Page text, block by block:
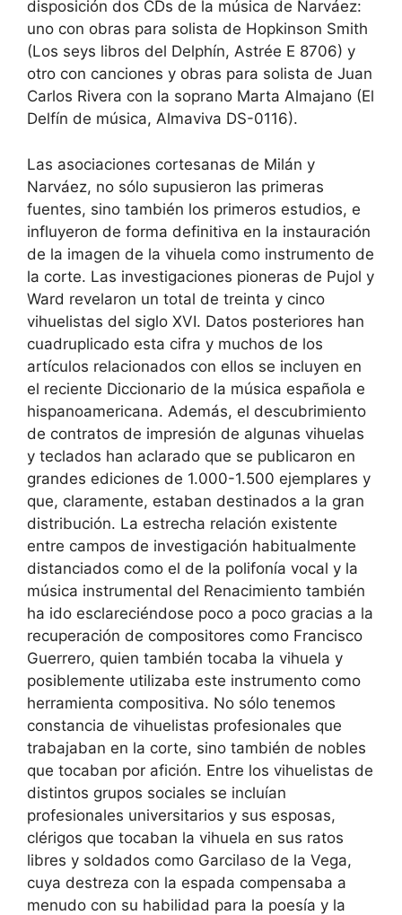
disposición dos CDs de la música de Narváez:
uno con obras para solista de Hopkinson Smith
(Los seys libros del Delphín, Astrée E 8706) y
otro con canciones y obras para solista de Juan
Carlos Rivera con la soprano Marta Almajano (El
Delfín de música, Almaviva DS-0116).
Las asociaciones cortesanas de Milán y
Narváez, no sólo supusieron las primeras
fuentes, sino también los primeros estudios, e
influyeron de forma definitiva en la instauración
de la imagen de la vihuela como instrumento de
la corte. Las investigaciones pioneras de Pujol y
Ward revelaron un total de treinta y cinco
vihuelistas del siglo XVI. Datos posteriores han
cuadruplicado esta cifra y muchos de los
artículos relacionados con ellos se incluyen en
el reciente Diccionario de la música española e
hispanoamericana. Además, el descubrimiento
de contratos de impresión de algunas vihuelas
y teclados han aclarado que se publicaron en
grandes ediciones de 1.000-1.500 ejemplares y
que, claramente, estaban destinados a la gran
distribución. La estrecha relación existente
entre campos de investigación habitualmente
distanciados como el de la polifonía vocal y la
música instrumental del Renacimiento también
ha ido esclareciéndose poco a poco gracias a la
recuperación de compositores como Francisco
Guerrero, quien también tocaba la vihuela y
posiblemente utilizaba este instrumento como
herramienta compositiva. No sólo tenemos
constancia de vihuelistas profesionales que
trabajaban en la corte, sino también de nobles
que tocaban por afición. Entre los vihuelistas de
distintos grupos sociales se incluían
profesionales universitarios y sus esposas,
clérigos que tocaban la vihuela en sus ratos
libres y soldados como Garcilaso de la Vega,
cuya destreza con la espada compensaba a
menudo con su habilidad para la poesía y la